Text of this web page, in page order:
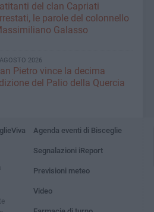
del clan Capriati
le parole del colonnello
Galasso
2026
Pietro vince la decima
del Palio della Quercia
Agenda eventi di Bisceglie
Segnalazioni iReport
Previsioni meteo
Video